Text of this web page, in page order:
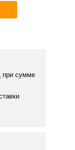
при сумме